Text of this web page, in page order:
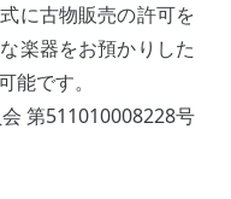
に古物販売の許可を
楽器をお預かりした
能です。
第511010008228号